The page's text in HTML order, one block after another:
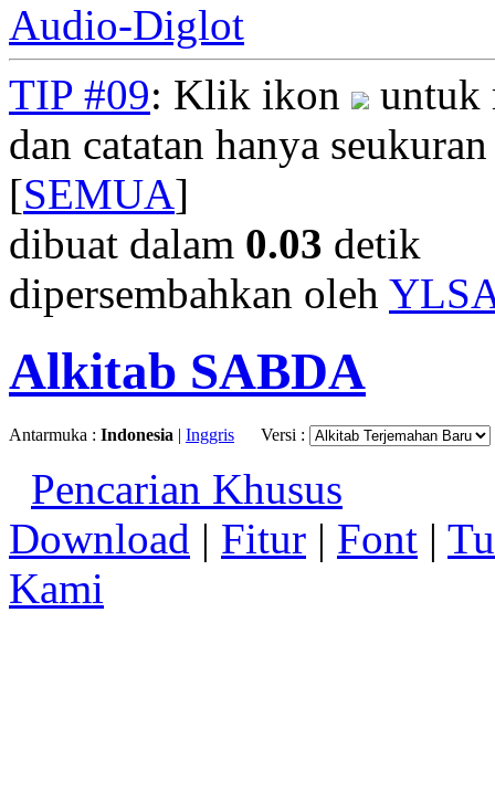
Audio-Diglot
TIP #09: Klik ikon
untuk
dan catatan hanya
[SEMUA]
dibuat dalam 0.03 detik
dipersembahkan oleh
Alkitab SABDA
Antarmuka : Indonesia | Inggris Versi :
Pencarian Khusus
Download | Fitur | Font |
Kami